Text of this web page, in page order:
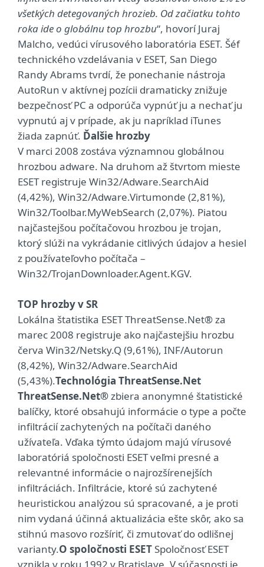
všetkých detegovaných hrozieb. Od začiatku tohto
roka ide o globálnu top hrozbu“, hovorí Juraj
Malcho, vedúci vírusového laboratória ESET. Šéf
technického vzdelávania v ESET, San Diego
Randy Abrams tvrdí, že ponechanie nástroja
AutoRun v aktívnej pozícii dramaticky znižuje
bezpečnosť PC a odporúča vypnúť ju a nechať ju
vypnutú aj v prípade, ak ju napríklad iTunes
žiada zapnúť. Ďalšie hrozby
V marci 2008 zostáva významnou globálnou
hrozbou adware. Na druhom až štvrtom mieste
ESET registruje Win32/Adware.SearchAid
(4,42%), Win32/Adware.Virtumonde (2,81%),
Win32/Toolbar.MyWebSearch (2,07%). Piatou
najčastejšou počítačovou hrozbou je trojan,
ktorý slúži na vykrádanie citlivých údajov a hesiel
z používateľovho počítača –
Win32/TrojanDownloader.Agent.KGV.
TOP hrozby v SR
Lokálna štatistika ESET ThreatSense.Net® za
marec 2008 registruje ako najčastejšiu hrozbu
červa Win32/Netsky.Q (9,61%), INF/Autorun
(8,42%), Win32/Adware.SearchAid
(5,43%).Technológia ThreatSense.Net
ThreatSense.Net®zbiera anonymné štatistické
balíčky, ktoré obsahujú informácie o type a počte
infiltrácií zachytených na počítači daného
užívateľa. Vďaka týmto údajom majú vírusové
laboratóriá spoločnosti ESET veľmi presné a
relevantné informácie o najrozšírenejších
infiltráciách. Infiltrácie, ktoré sú zachytené
heuristickou analýzou sú spracované, a je proti
nim vydaná účinná aktualizácia ešte skôr, ako sa
stihnú masovo rozšíriť, či zmutovať do odlišnej
varianty.O spoločnosti ESET Spoločnosť ESET